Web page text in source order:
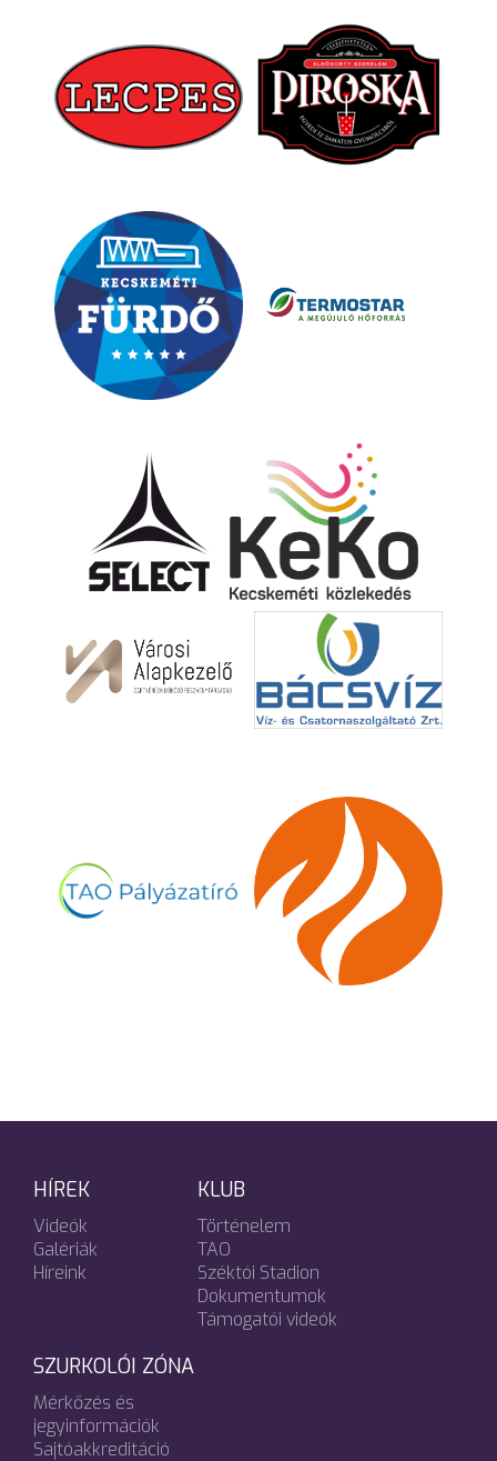
HÍREK
Videók
Galériák
Híreink
KLUB
Történelem
TAO
Széktói Stadion
Dokumentumok
Támogatói videók
SZURKOLÓI ZÓNA
Mérkőzés és
jegyinformációk
Sajtóakkreditáció